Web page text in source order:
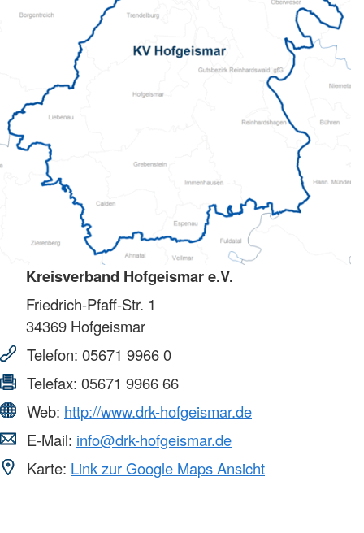
Kreisverband Hofgeismar e.V.
Friedrich-Pfaff-Str. 1
34369 Hofgeismar
Telefon: 05671 9966 0
Telefax: 05671 9966 66
Web: http://www.drk-hofgeismar.de
E-Mail: info@drk-hofgeismar.de
Karte: Link zur Google Maps Ansicht